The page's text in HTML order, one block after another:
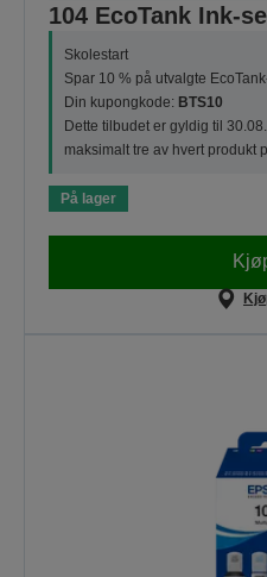
104 EcoTank Ink-
Skolestart
Spar 10 % på utvalgte
Din kupongkode: BTS10
Dette tilbudet er gyldig til
maksimalt tre av hvert produkt
På lager